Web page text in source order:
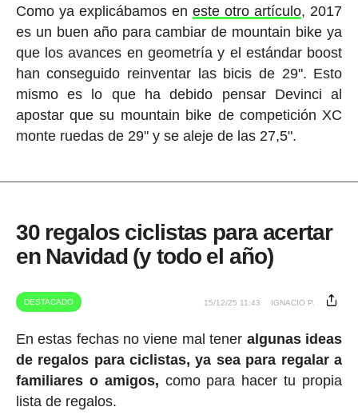
Como ya explicábamos eneste otro artículo, 2017
es un buen año para cambiar de mountain bike ya
que los avances en geometría y el estándar boost
han conseguido reinventar las bicis de 29". Esto
mismo es lo que ha debido pensar Devinci al
apostar que su mountain bike de competición XC
monte ruedas de 29" y se aleje de las 27,5".
30 regalos ciclistas para acertar
en Navidad (y todo el año)
DESTACADO 15/12/25 11:43 IGNACIO P.
En estas fechas no viene mal tener algunas ideas
de regalos para ciclistas, ya sea para regalar a
familiares o amigos, como para hacer tu propia
lista de regalos.